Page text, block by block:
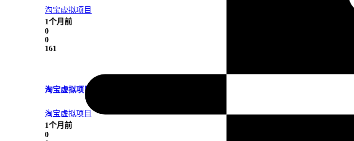
淘宝虚拟项目
1个月前
0
0
161
淘宝虚拟项目：新手需要学哪些工具？
淘宝虚拟项目
1个月前
0